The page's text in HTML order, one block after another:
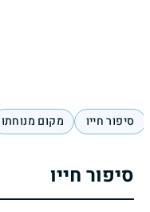
סיפור חייו מקום מנוחתו
סיפור חייו